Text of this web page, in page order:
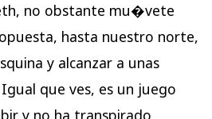
no obstante mu�vete
hasta nuestro norte,
y alcanzar a unas
que ves, es un juego